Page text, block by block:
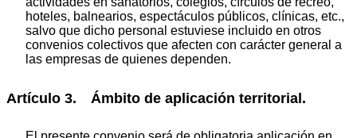
hoteles, balnearios, espectáculos públicos, clínicas, etc.,
salvo que dicho personal estuviese incluido en otros
convenios colectivos que afecten con carácter general a
las empresas de quienes dependen.
Artículo 3. Ámbito de aplicación territorial.